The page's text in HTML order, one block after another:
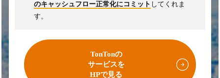
のキャッシュフロー正常化にコミット してくれま
す。
TonTonの
サービスを
HPで見る